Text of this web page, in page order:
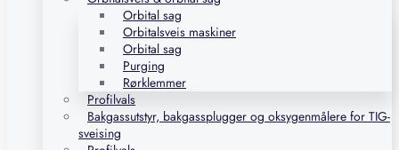
Orbital sag
Orbitalsveis maskiner
Orbital sag
Purging
Rørklemmer
Profilvals
Bakgassutstyr, bakgassplugger og oksygenmålere for TIG-
sveising